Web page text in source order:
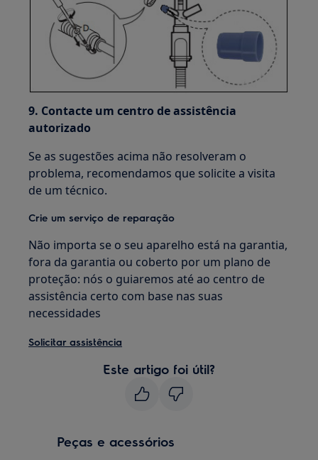
9. Contacte um centro de assistência
autorizado
Se as sugestões acima não resolveram o
problema, recomendamos que solicite a visita
de um técnico.
Crie um serviço de reparação
Não importa se o seu aparelho está na garantia,
fora da garantia ou coberto por um plano de
proteção: nós o guiaremos até ao centro de
assistência certo com base nas suas
necessidades
Solicitar assistência
Este artigo foi útil?
Peças e acessórios